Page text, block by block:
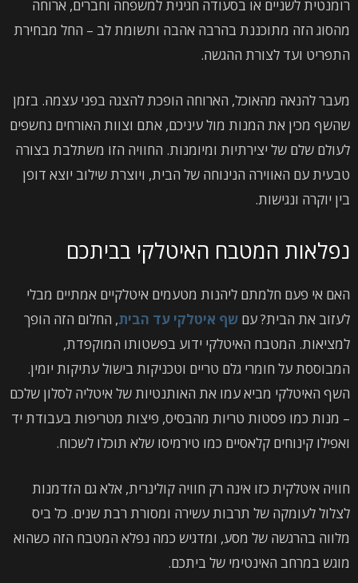
רומנטית לשניים או בסעודה חגיגית למשפחה וחברים, ארוחה
מהסוג הזה מתוכננת בהרבה אהבה ותשומת לב – החל מבחירת
התפריט ועד לצורת ההגשה.
מעבר להנאה מהאוכל, הארוחה הופכת להצגה בפני עצמה. בזמן
שהשף מכין את המנות מול עיניכם, אתם וצוות האורחים נחשפים
לעולם שלם של יצירתיות ומיומנות. החוויה הזו משתלבת בצורה
טבעית עם האווירה הנינוחה של הבית, ויוצרת שילוב יוצא דופן
בין יוקרה ונגישות.
נפלאות המטבח האיטלקי בביתכם
האם אי פעם חלמתם ליהנות מטעמים איטלקיים אמתיים מבלי
לעזוב את הבית? עם שף איטלקי עד הבית, החלום הזה הופך
למציאות. המטבח האיטלקי ידוע בפשטותו המוקפדת,
המבוססת על חומרי גלם טריים וטכניקות בישול עתיקות יומין.
השף האיטלקי מביא עמו את האותנטיות של איטליה לסלון שלכם
– מנות כמו פסטות טריות מהבסיס, פיצות מטריפות בעבודת יד
ואפילו קינוחים קלאסיים כמו טירמיסו שלא תוכלו לשכוח.
חוויה איטלקית כזו אינה רק חוויה קולינרית, אלא גם הזדמנות
לצלול לעומקה של תרבות עשירה ומסורת רבת שנים. כל ביס
מלווה בהרגשה של מסע, ומדגיש כמה נפלא המטבח הזה כשהוא
מוגש במרחב האינטימי של ביתכם.